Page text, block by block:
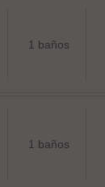
1 baños
1 baños